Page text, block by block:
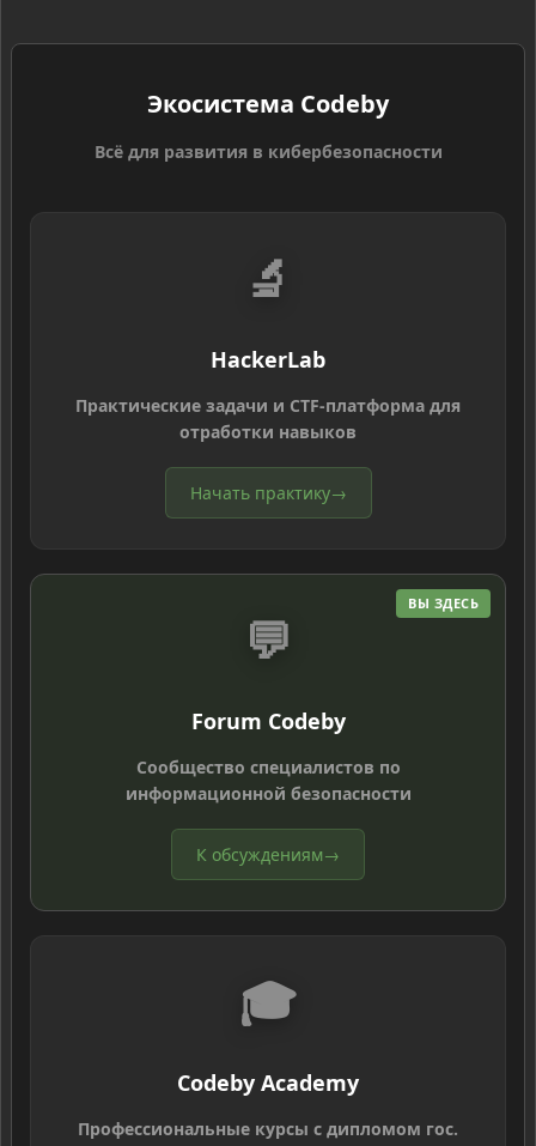
Экосистема Codeby
Всё для развития в кибербезопасности
🔬
HackerLab
Практические задачи и CTF-платформа для
отработки навыков
Начать практику→
ВЫ ЗДЕСЬ
💬
Forum Codeby
Сообщество специалистов по
информационной безопасности
К обсуждениям→
🎓
Codeby Academy
Профессиональные курсы с дипломом гос.